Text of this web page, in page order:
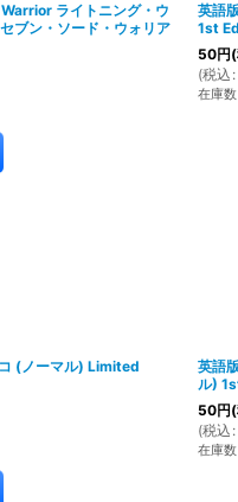
ライトニング・ウ
ブン・ソード・ウォリア
英語
1st
50円
(税込 :
在庫
(ノーマル) Limited
英語
ル)
50円
(税込 :
在庫数